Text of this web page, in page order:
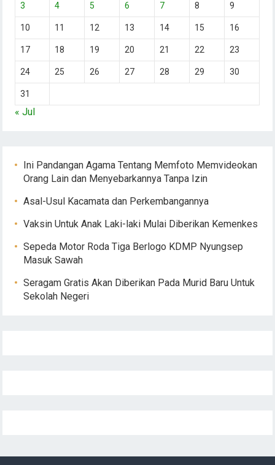
3 4 5 6 7 8 9
10 11 12 13 14 15 16
17 18 19 20 21 22 23
24 25 26 27 28 29 30
31
« Jul
Ini Pandangan Agama Tentang Memfoto Memvideokan
Orang Lain dan Menyebarkannya Tanpa Izin
Asal-Usul Kacamata dan Perkembangannya
Vaksin Untuk Anak Laki-laki Mulai Diberikan Kemenkes
Sepeda Motor Roda Tiga Berlogo KDMP Nyungsep
Masuk Sawah
Seragam Gratis Akan Diberikan Pada Murid Baru Untuk
Sekolah Negeri